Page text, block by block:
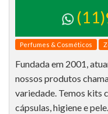
(11)
Perfumes & Cosméticos
Fundada em 2001,
nossos produtos
variedade. Temos kits
cápsulas, higiene e